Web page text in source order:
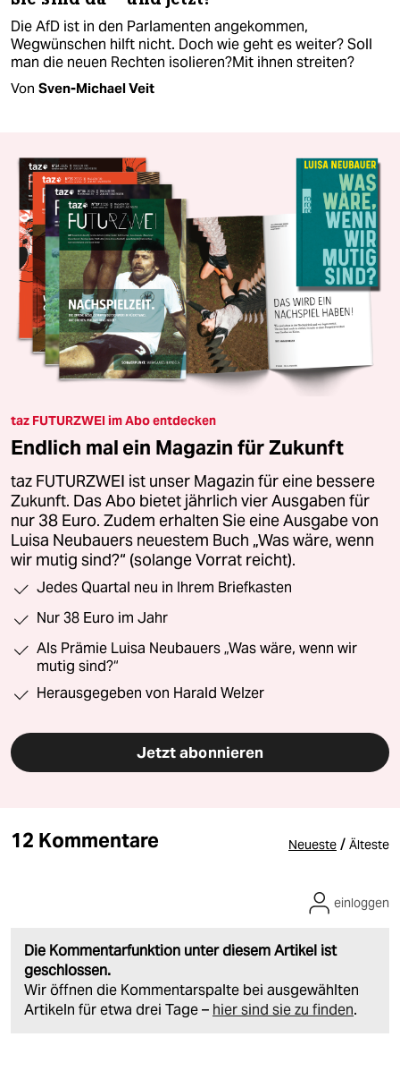
Die AfD ist in den Parlamenten angekommen,
Wegwünschen hilft nicht. Doch wie geht es weiter? Soll
man die neuen Rechten isolieren?Mit ihnen streiten?
Von Sven-Michael Veit
taz FUTURZWEI im Abo entdecken
Endlich mal ein Magazin für Zukunft
taz FUTURZWEI ist unser Magazin für eine bessere
Zukunft. Das Abo bietet jährlich vier Ausgaben für
nur 38 Euro. Zudem erhalten Sie eine Ausgabe von
Luisa Neubauers neuestem Buch „Was wäre, wenn
wir mutig sind?“ (solange Vorrat reicht).
Jedes Quartal neu in Ihrem Briefkasten
Nur 38 Euro im Jahr
Als Prämie Luisa Neubauers „Was wäre, wenn wir
mutig sind?“
Herausgegeben von Harald Welzer
Jetzt abonnieren
12 Kommentare Neueste / Älteste
Die Kommentarfunktion unter diesem Artikel ist
geschlossen.
Wir öffnen die Kommentarspalte bei ausgewählten
Artikeln für etwa drei Tage – hier sind sie zu finden.
einloggen